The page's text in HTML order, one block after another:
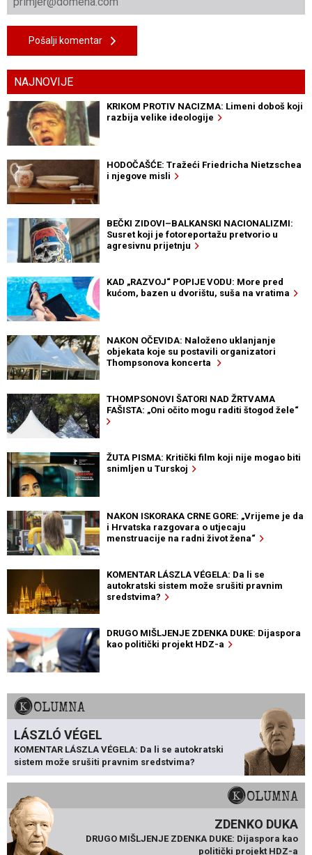
Pošalji komentar
NAJNOVIJE
KRIKOM PROTIV NACIZMA: Limeni doboš koji
razbija velike ideologije
HODOČAŠĆE: Tražeći Friedricha Nietzschea
i njegove misli
BEČKI ZIDOVI–BALKANSKI NACIONALIZMI:
Susret koji je fotoreportažu pretvorio u
agresivnu prijetnju
KAD „RAZVOJ“ POPIJE VODU: More pred
kućom, bazen u dvorištu, suša na vratima
NAKON OČEVIDA: Naloženo uklanjanje
objekata koje su postavili organizatori
Thompsonova koncerta
THOMPSONOVI ŠATORI NAD ŽRTVAMA
FAŠISTA: „Oni očito mogu raditi štogod žele“
ŽUTA PISMA: Kritički film koji nije mogao biti
snimljen u Turskoj
NAKON ISKORAKA CRNE GORE: „Vrijeme je da
i Hrvatska razgovara o utjecaju
menstruacije na radni život žena“
KOMENTAR LÁSZLA VÉGELA: Da li se
autokratski sistem može srušiti pravnim
sredstvima?
DRUGO MIŠLJENJE ZDENKA DUKE: Dijaspora
kao politički projekt HDZ-a
KOLUMNA
LÁSZLÓ VÉGEL
KOMENTAR LÁSZLA VÉGELA: Da li se autokratski
sistem može srušiti pravnim sredstvima?
KOLUMNA
ZDENKO DUKA
DRUGO MIŠLJENJE ZDENKA DUKE: Dijaspora kao
politički projekt HDZ-a